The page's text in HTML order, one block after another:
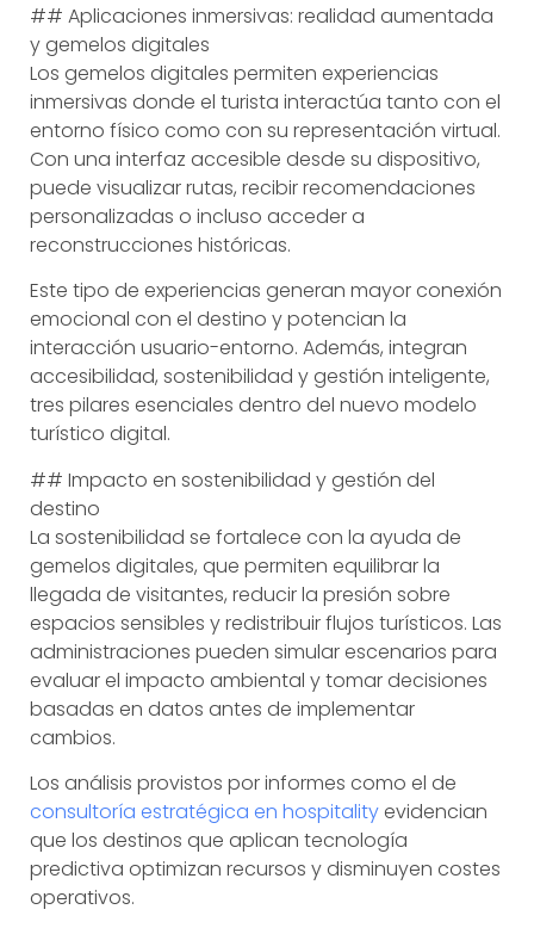
## Aplicaciones inmersivas: realidad aumentada
y gemelos digitales
Los gemelos digitales permiten experiencias
inmersivas donde el turista interactúa tanto con el
entorno físico como con su representación virtual.
Con una interfaz accesible desde su dispositivo,
puede visualizar rutas, recibir recomendaciones
personalizadas o incluso acceder a
reconstrucciones históricas.
Este tipo de experiencias generan mayor conexión
emocional con el destino y potencian la
interacción usuario-entorno. Además, integran
accesibilidad, sostenibilidad y gestión inteligente,
tres pilares esenciales dentro del nuevo modelo
turístico digital.
## Impacto en sostenibilidad y gestión del
destino
La sostenibilidad se fortalece con la ayuda de
gemelos digitales, que permiten equilibrar la
llegada de visitantes, reducir la presión sobre
espacios sensibles y redistribuir flujos turísticos. Las
administraciones pueden simular escenarios para
evaluar el impacto ambiental y tomar decisiones
basadas en datos antes de implementar
cambios.
Los análisis provistos por informes como el de
consultoría estratégica en hospitalityevidencian
que los destinos que aplican tecnología
predictiva optimizan recursos y disminuyen costes
operativos.